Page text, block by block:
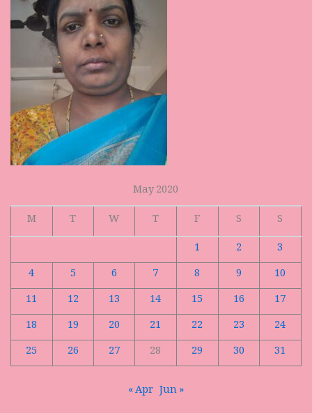
May 2020
M
T W T F S
S
1
2
3
4
5 6 7 8 9
10
11
12 13 14 15 16
17
18
19 20 21 22 23
24
25
26 27 28 29 30 31
« Apr Jun »